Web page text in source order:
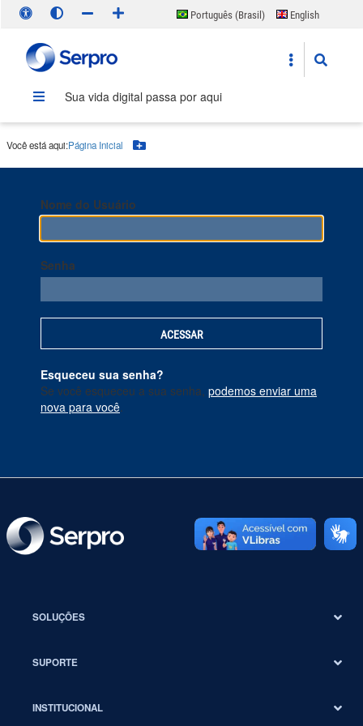
Português (Brasil)
English
Sua vida digital passa por aqui
Você está aqui:Página Inicial Botão Menu
Nome do Usuário
Senha
Esqueceu sua senha?
Se você esqueceu a sua senha, podemos enviar uma
nova para você
SOLUÇÕES
SUPORTE
INSTITUCIONAL